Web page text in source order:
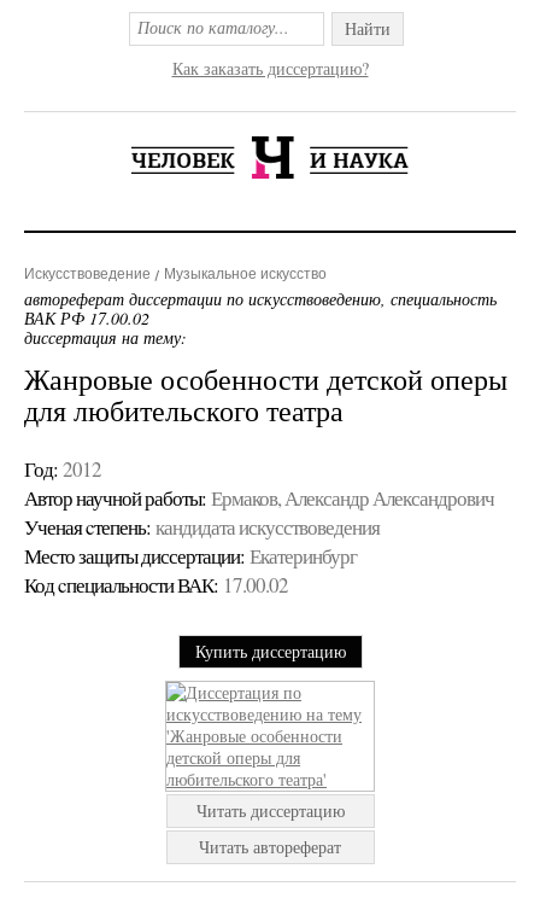
Найти
Как заказать диссертацию?
Искусствоведение Музыкальное искусство
автореферат диссертации по искусствоведению, специальность
ВАК РФ 17.00.02
диссертация на тему:
Жанровые особенности детской оперы
для любительского театра
Год: 2012
Автор научной работы: Ермаков, Александр Александрович
Ученая cтепень: кандидата искусствоведения
Место защиты диссертации: Екатеринбург
Код cпециальности ВАК: 17.00.02
Купить диссертацию
Читать диссертацию
Читать автореферат